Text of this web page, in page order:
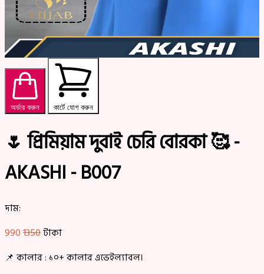
অর্ডার করুন কার্টে যোগ করুন
🌷 প্রিমিয়াম দুবাই চেরি বোরকা 🥰 -
AKASHI - B007
দাম:
9901350টাকা
📌 কালার : ১০+ কালার এভেইল্যাবল।